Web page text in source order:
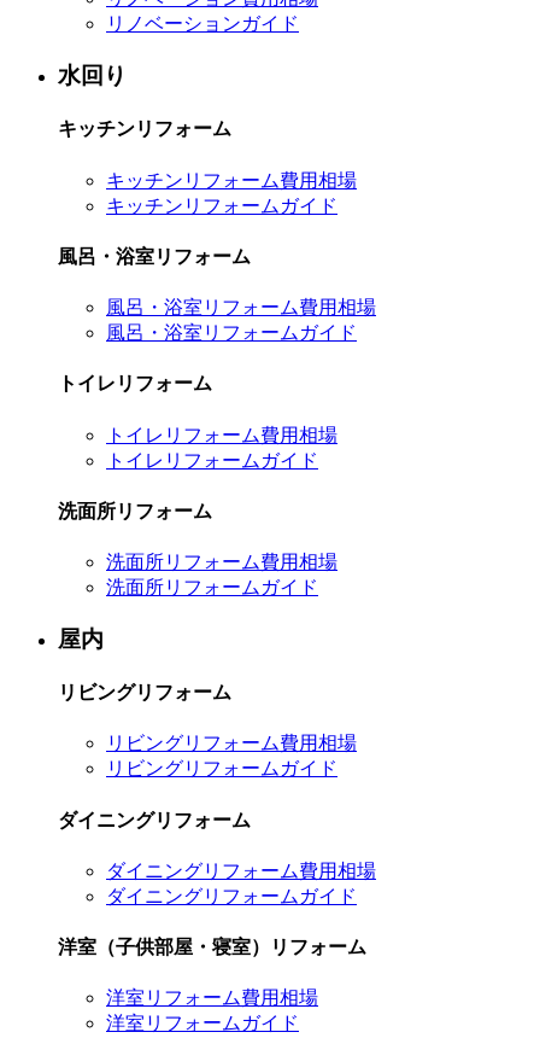
リノベーションガイド
水回り
キッチンリフォーム
キッチンリフォーム費用相場
キッチンリフォームガイド
風呂・浴室リフォーム
風呂・浴室リフォーム費用相場
風呂・浴室リフォームガイド
トイレリフォーム
トイレリフォーム費用相場
トイレリフォームガイド
洗面所リフォーム
洗面所リフォーム費用相場
洗面所リフォームガイド
屋内
リビングリフォーム
リビングリフォーム費用相場
リビングリフォームガイド
ダイニングリフォーム
ダイニングリフォーム費用相場
ダイニングリフォームガイド
洋室（子供部屋・寝室）リフォーム
洋室リフォーム費用相場
洋室リフォームガイド